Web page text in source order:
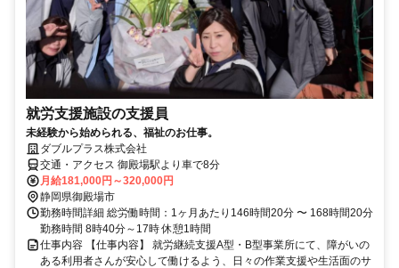
就労支援施設の支援員
未経験から始められる、福祉のお仕事。
ダブルプラス株式会社
交通・アクセス 御殿場駅より車で8分
月給181,000円～320,000円
静岡県御殿場市
勤務時間詳細 総労働時間：1ヶ月あたり146時間20分 〜 168時間20分
勤務時間 8時40分～17時 休憩1時間
仕事内容 【仕事内容】 就労継続支援A型・B型事業所にて、障がいの
ある利用者さんが安心して働けるよう、日々の作業支援や生活面のサ